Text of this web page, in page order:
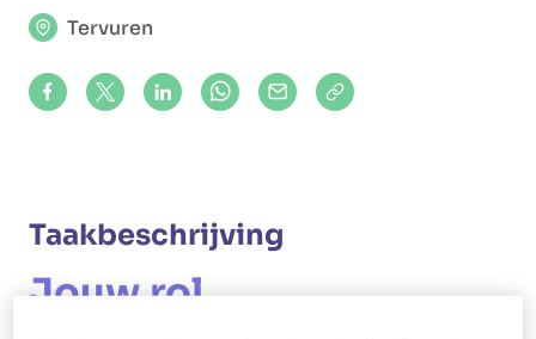
Share on Facebook
Share on X (formerly Twitter)
Share on LinkedIn
Share via Whatsapp
Share via Mail
Copy to clipboard
Tervuren
Taakbeschrijving
Jouw rol